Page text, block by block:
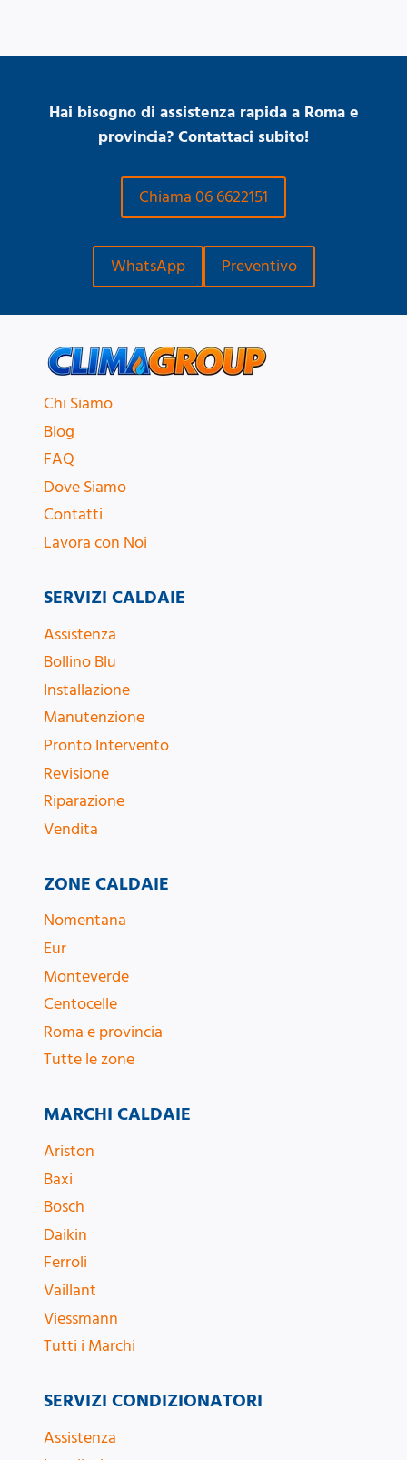
Hai bisogno di assistenza rapida a Roma e
provincia? Contattaci subito!
Chiama 06 6622151
WhatsApp Preventivo
Chi Siamo
Blog
FAQ
Dove Siamo
Contatti
Lavora con Noi
SERVIZI CALDAIE
Assistenza
Bollino Blu
Installazione
Manutenzione
Pronto Intervento
Revisione
Riparazione
Vendita
ZONE CALDAIE
Nomentana
Eur
Monteverde
Centocelle
Roma e provincia
Tutte le zone
MARCHI CALDAIE
Ariston
Baxi
Bosch
Daikin
Ferroli
Vaillant
Viessmann
Tutti i Marchi
SERVIZI CONDIZIONATORI
Assistenza